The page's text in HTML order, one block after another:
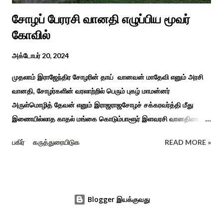
சோழப் பேரரசி வானதி எழுப்பிய மூவர்
கோவில்
அக்டோபர் 20, 2024
முதலாம் இராஜேந்திர சோழரின் தாய் வானவன் மாதேவி எனும் அரசி
வானதி, சோழர்களின் வரலாற்றில் பெரும் புகழ் மாமன்னர்
அருள்மொழித் தேவன் எனும் இராஜராஜசோழச் சக்கரவர்த்தி மீது
இணையில்லாத காதல் மங்கை கொடும்பாளூர் இளவரசி வானதியை
கடற்படையின் பரப்பை இலங்கை வரை சென்று வென்று வந்த
இழந்தவர். கொடும்பாளூர் சிற்றரசன் அதாவது வேளிர் சோழ
பகிர் கருத்துரையிடுக READ MORE »
Blogger இயக்குவது